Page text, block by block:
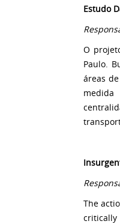
Estudo
O
Paulo.
áreas
medida
The
critically